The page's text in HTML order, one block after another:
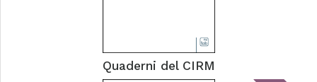
Quaderni del CIRM